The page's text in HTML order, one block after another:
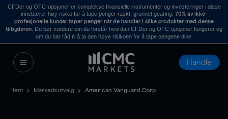
CFDer og OTC-opsjoner er komplekse finansielle instrumenter og investeringer i disse
innebærer høy risiko for å tape penger raskt, grunnet gearing. 70% av ikke-
profesjonelle kunder taper penger når de handler i slike produkter med denne
tilbyderen . Du bør vurdere om du forstår hvordan CFDer og OTC-opsjoner fungerer og
om du har råd til å ta den høye risikoen for å tape pengene dine.
Handle
Hem Markedsutvalg American Vanguard Corp